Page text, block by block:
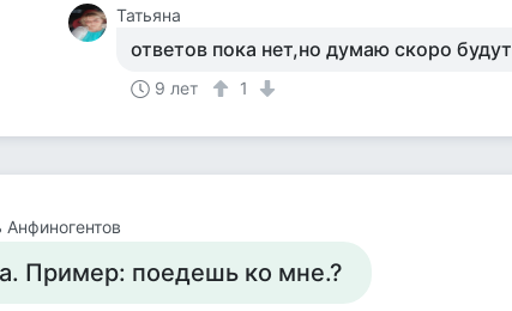
Татьяна
ответов пока нет,но думаю скоро будут
9 лет 1
Анфиногентов
Пример: поедешь ко мне.?